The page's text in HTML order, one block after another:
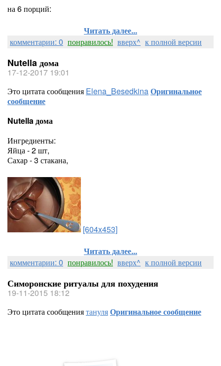
на 6 порций:
Читать далее...
комментарии: 0 понравилось! вверх^ к полной версии
Nutella дома
17-12-2017 19:01
Это цитата сообщения Elena_BesedkinaОригинальное
сообщение
Nutella дома
Ингредиенты:
Яйца - 2 шт,
Сахар - 3 стакана,
[604x453]
Читать далее...
комментарии: 0 понравилось! вверх^ к полной версии
Симоронские ритуалы для похудения
19-11-2015 18:12
Это цитата сообщениятануляОригинальное сообщение